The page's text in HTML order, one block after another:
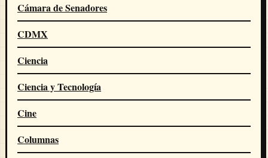
Cámara de Senadores
CDMX
Ciencia
Ciencia y Tecnología
Cine
Columnas